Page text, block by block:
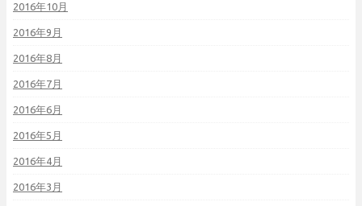
2016年10月
2016年9月
2016年8月
2016年7月
2016年6月
2016年5月
2016年4月
2016年3月